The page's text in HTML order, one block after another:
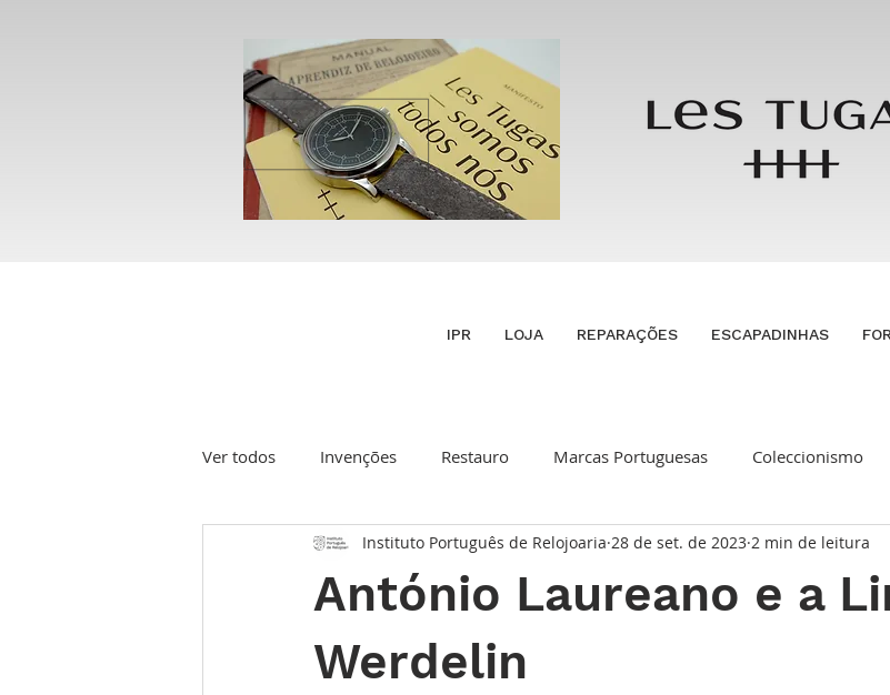
IPR LOJA REPARAÇÕES ESCAPADINHAS
Ver todos Invenções Restauro Marcas Portuguesas Coleccionismo
Entrevista Destaque Principal Série Solares Série
António Laureano e a
Werdelin
Instituto Português de Relojoaria 28 de set. de 2023 2 min de leitura